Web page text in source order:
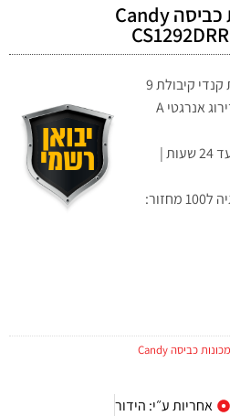
מכונת כביסה Candy
מכונת כביסה פתח קדמי מבית קנדי קיבולת 9
אפשרות להתחלה מאוחרת – עד 24 שעות |
נפח תוף: 58 ליטר צריכת אנרגיה ל100 מחזור:
מכונות כביסה Candy
אחריות ע״י: הידור